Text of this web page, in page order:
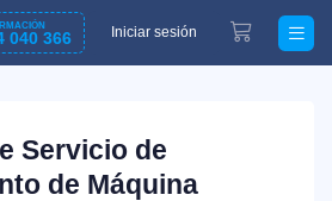
040 366 Iniciar sesión
Servicio de
de Máquina